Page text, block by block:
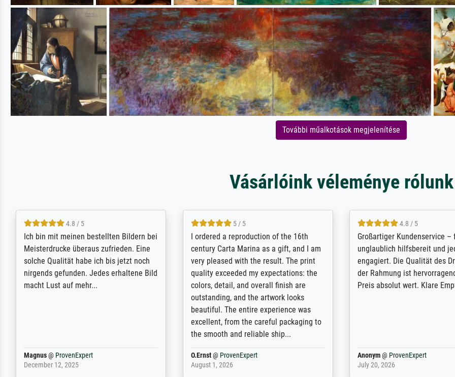
További műalkotások megjelenítése
Vásárlóink véleménye rólunk
5 / 5
Rundum positive Erfahrung. Die
Ausführung des Auftrags hat eine Weile
gedauert, die angekündigte Lieferzeit
wurde aber letztlich sogar etwas
unterschritten. Die Qualität des Papiers
Dr.@ProvenExpert
February 3, 2026
5 / 5
The team at Meisterdrucke strives to
meet its clients demands, and provides
expert advice on how to obtain the best
results for the prints requested by the
client. The company has a vast
repertoire of prints to choose from, and
will provide excellent service also with
regards to prints which are not in that
repertoire. Highly recommended!
Anonym@ProvenExpert
April 22, 2026
5 / 5
Outstanding quality and
support. - the quality of the
excellent and difficult to
from the real thing; it will be
for high-quality art prints
Anonym@ ProvenExpert
January 12, 2026